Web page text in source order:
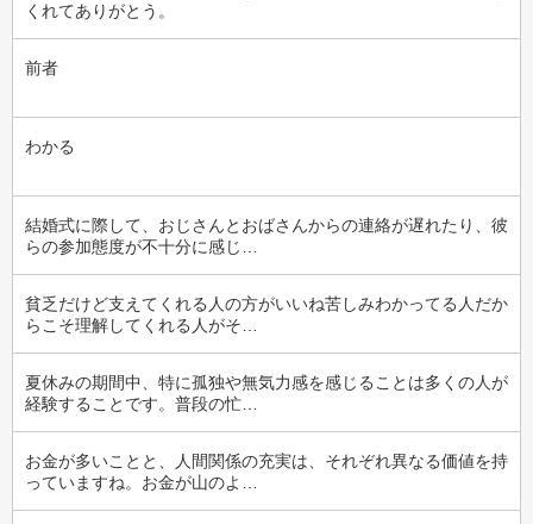
くれてありがとう。
前者
わかる
結婚式に際して、おじさんとおばさんからの連絡が遅れたり、彼
らの参加態度が不十分に感じ…
貧乏だけど支えてくれる人の方がいいね苦しみわかってる人だか
らこそ理解してくれる人がそ…
夏休みの期間中、特に孤独や無気力感を感じることは多くの人が
経験することです。普段の忙…
お金が多いことと、人間関係の充実は、それぞれ異なる価値を持
っていますね。お金が山のよ…